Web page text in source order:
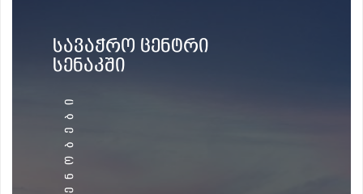
ᲡᲐᲕᲐᲭᲠᲝ ᲪᲔᲜᲢᲠᲘ
ᲡᲔᲜᲐᲙᲨᲘ